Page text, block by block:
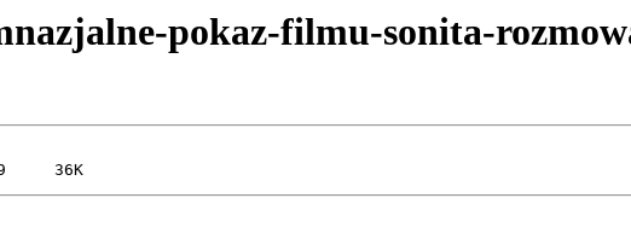
pokaz-filmu-sonita-